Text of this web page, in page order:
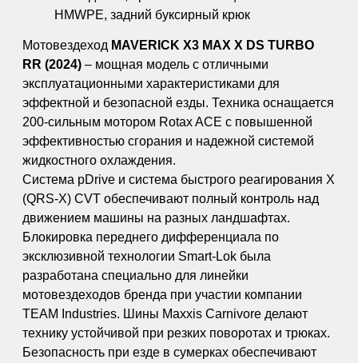
HMWPE, задний буксирный крюк
Мотовездеход MAVERICK X3 MAX X DS TURBO
RR (2024) – мощная модель с отличными
эксплуатационными характеристиками для
эффектной и безопасной езды. Техника оснащается
200-сильным мотором Rotax ACE с повышенной
эффективностью сгорания и надежной системой
жидкостного охлаждения.
Система pDrive и система быстрого реагирования X
(QRS-X) CVT обеспечивают полный контроль над
движением машины на разных ландшафтах.
Блокировка переднего дифференциала по
эксклюзивной технологии Smart-Lok была
разработана специально для линейки
мотовездеходов бренда при участии компании
TEAM Industries. Шины Maxxis Carnivore делают
технику устойчивой при резких поворотах и трюках.
Безопасность при езде в сумерках обеспечивают